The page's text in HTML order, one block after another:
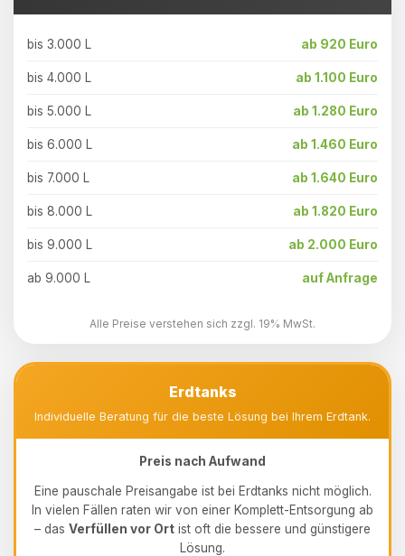
bis 3.000 L ab 920 Euro
bis 4.000 L ab 1.100 Euro
bis 5.000 L ab 1.280 Euro
bis 6.000 L ab 1.460 Euro
bis 7.000 L ab 1.640 Euro
bis 8.000 L ab 1.820 Euro
bis 9.000 L ab 2.000 Euro
ab 9.000 L auf Anfrage
Alle Preise verstehen sich zzgl. 19% MwSt.
Erdtanks
Individuelle Beratung für die beste Lösung bei Ihrem Erdtank.
Preis nach Aufwand
Eine pauschale Preisangabe ist bei Erdtanks nicht möglich.
In vielen Fällen raten wir von einer Komplett-Entsorgung ab
– das Verfüllen vor Ort ist oft die bessere und günstigere
Lösung.